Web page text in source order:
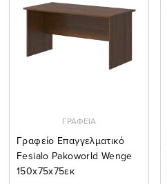
ΓΡΑΦΕΙΑ
Γραφείο Επαγγελματικό
Fesialo Pakoworld Wenge
150x75x75εκ